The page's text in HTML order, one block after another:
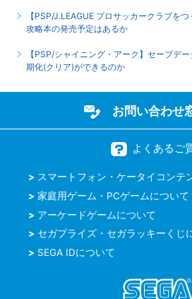
PLUS】ゲームシェアリング機能に
【PSP/J.LEAGUE プロサッカークラ
PLUS】セーブデータはソフト内から
【PSP/J.LEAGUE プロサッカークラブをつ
攻略本の発売予定はあるか
【PSP/シャイニング・アーク】セーブデ
期化(クリア)ができるのか
お問い合わせ
よくあるご
スマートフォン・ケータイコンテ
家庭用ゲーム・PCゲームについて
アーケードゲームについて
セガプライズ・セガラッキーくじ
SEGA IDについて